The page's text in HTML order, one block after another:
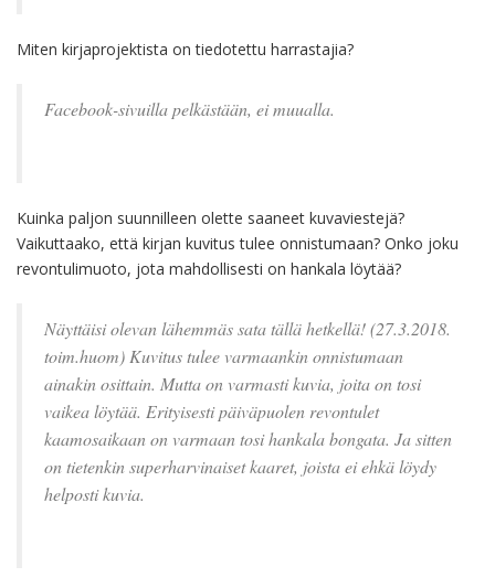
Miten kirjaprojektista on tiedotettu harrastajia?
Facebook-sivuilla pelkästään, ei muualla.
Kuinka paljon suunnilleen olette saaneet kuvaviestejä?
Vaikuttaako, että kirjan kuvitus tulee onnistumaan? Onko joku
revontulimuoto, jota mahdollisesti on hankala löytää?
Näyttäisi olevan lähemmäs sata tällä hetkellä! (27.3.2018.
toim.huom) Kuvitus tulee varmaankin onnistumaan
ainakin osittain. Mutta on varmasti kuvia, joita on tosi
vaikea löytää. Erityisesti päiväpuolen revontulet
kaamosaikaan on varmaan tosi hankala bongata. Ja sitten
on tietenkin superharvinaiset kaaret, joista ei ehkä löydy
helposti kuvia.